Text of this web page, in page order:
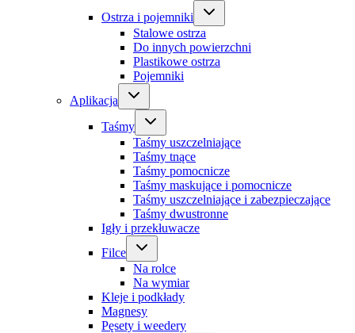
Ostrza i pojemniki
Stalowe ostrza
Do innych powierzchni
Plastikowe ostrza
Pojemniki
Aplikacja
Taśmy
Taśmy uszczelniające
Taśmy tnące
Taśmy pomocnicze
Taśmy maskujące i pomocnicze
Taśmy uszczelniające i zabezpieczające
Taśmy dwustronne
Igły i przekłuwacze
Filce
Na rolce
Na wymiar
Kleje i podkłady
Magnesy
Pęsety i weedery